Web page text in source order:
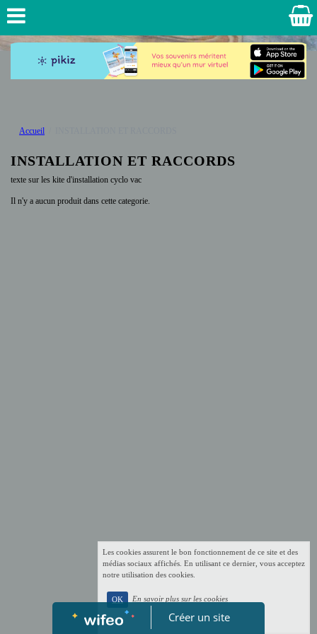
Accueil
INSTALLATION ET RACCORDS
texte sur les kite d'installation cyclo vac
Il n'y a aucun produit dans cette categorie.
Créer un site
Les cookies assurent le bon fonctionnement de ce site et des
médias sociaux affichés. En utilisant ce dernier, vous acceptez
notre utilisation des cookies.
OK En savoir plus sur les cookies